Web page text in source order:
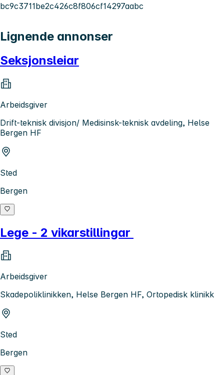
bc9c3711be2c426c8f806cf14297aabc
Lignende annonser
Seksjonsleiar
Arbeidsgiver
Drift-teknisk divisjon/ Medisinsk-teknisk avdeling, Helse
Bergen HF
Sted
Bergen
Lege - 2 vikarstillingar
Arbeidsgiver
Skadepoliklinikken, Helse Bergen HF, Ortopedisk klinikk
Sted
Bergen